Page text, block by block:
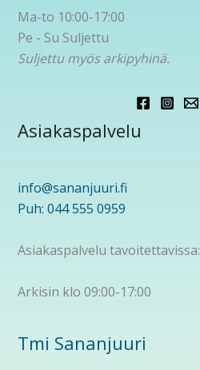
Ma-to 10:00-17:00
Pe - Su Suljettu
Suljettu myös arkipyhinä.
Asiakaspalvelu
info@sananjuuri.fi
Puh: 044 555 0959
Asiakaspalvelu tavoitettavissa:
Arkisin klo 09:00-17:00
Tmi Sananjuuri